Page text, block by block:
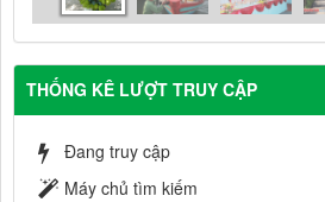
THỐNG KÊ LƯỢT TRUY CẬP
Đang truy cập
Máy chủ tìm kiếm